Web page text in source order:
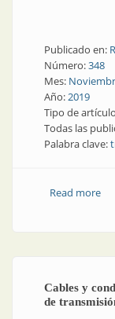
Publicado en:
Número:348
Mes:
Año:2019
Tipo de
Todas las
Palabra clave:
Read more
Cables y
de